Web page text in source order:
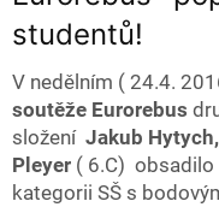
studentů!
V nedělním ( 24.4.
soutěže Eurorebus
složení Jakub
Pleyer ( 6.C) obsadilo
kategorii SŠ s